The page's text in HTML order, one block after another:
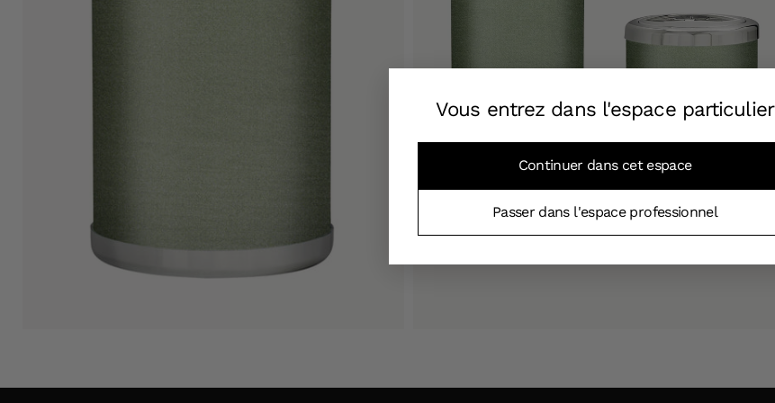
Vous entrez dans l'espace particulier
Continuer dans cet espace
Passer dans l'espace professionnel